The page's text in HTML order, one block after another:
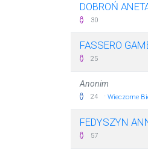
DOBROŃ
30
FASSERO
25
Anonim
24 · Wieczorne
FEDYSZYN
57